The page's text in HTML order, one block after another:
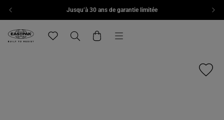
Aller au contenuJusqu’à 30 ans de garantie limitée
Eastpak, accéder à la page d'accueil de eu.eastpak.com
Menu